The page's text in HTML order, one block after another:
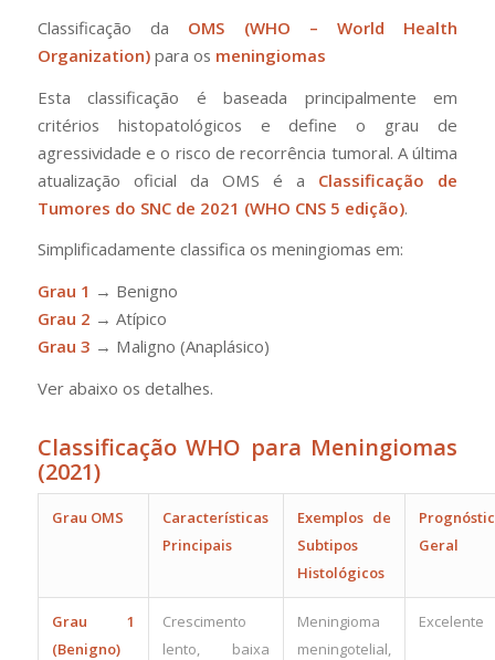
Classificação da OMS (WHO – World Health
Organization)para os meningiomas
Esta classificação é baseada principalmente em
critérios histopatológicos e define o grau de
agressividade e o risco de recorrência tumoral. A última
atualização oficial da OMS é a Classificação de
Tumores do SNC de 2021 (WHO CNS 5 edição).
Simplificadamente classifica os meningiomas em:
Grau 1 → Benigno
Grau 2 → Atípico
Grau 3 → Maligno (Anaplásico)
Ver abaixo os detalhes.
Classificação WHO para Meningiomas
(2021)
Grau OMS
Características
Principais
Exemplos de
Subtipos
Histológicos
Geral
Grau 1
(Benigno)
Crescimento
lento, baixa
Meningioma
meningotelial,
Excelente